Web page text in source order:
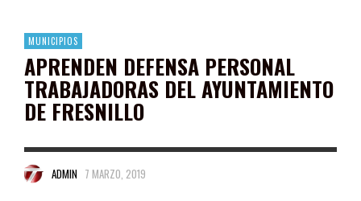
MUNICIPIOS
APRENDEN DEFENSA PERSONAL
TRABAJADORAS DEL AYUNTAMIENTO
DE FRESNILLO
ADMIN 7 MARZO, 2019